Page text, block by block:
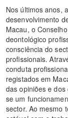
Nos últimos anos,
desenvolvimento
Macau, o
deontológico
consciência do
profissionais.
conduta
registados em
das opiniões e
se um
sector. Ao mesmo